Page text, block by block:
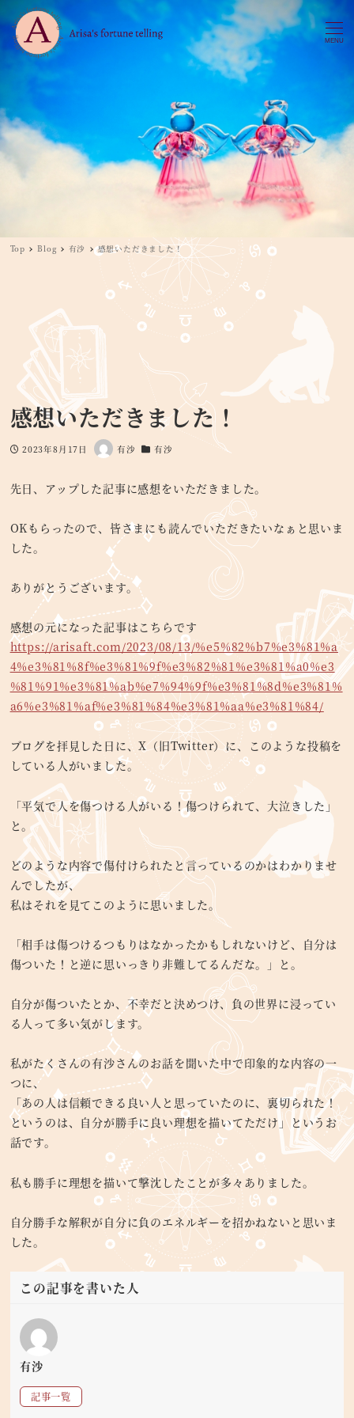
MENU
Top Blog 有沙 感想いただきました！
感想いただきました！
投稿日
2023年8月17日
著
有沙
カテゴリー
有沙
先日、アップした記事に感想をいただきました。
OKもらったので、皆さまにも読んでいただきたいなぁと思いま
した。
ありがとうございます。
感想の元になった記事はこちらです
https://arisaft.com/2023/08/13/%e5%82%b7%e3%81%a
4%e3%81%8f%e3%81%9f%e3%82%81%e3%81%a0%e3
%81%91%e3%81%ab%e7%94%9f%e3%81%8d%e3%81%
a6%e3%81%af%e3%81%84%e3%81%aa%e3%81%84/
ブログを拝見した日に、X（旧Twitter）に、このような投稿を
している人がいました。
「平気で人を傷つける人がいる！傷つけられて、大泣きした」
と。
どのような内容で傷付けられたと言っているのかはわかりませ
んでしたが、
私はそれを見てこのように思いました。
「相手は傷つけるつもりはなかったかもしれないけど、自分は
傷ついた！と逆に思いっきり非難してるんだな。」と。
自分が傷ついたとか、不幸だと決めつけ、負の世界に浸ってい
る人って多い気がします。
私がたくさんの有沙さんのお話を聞いた中で印象的な内容の一
つに、
「あの人は信頼できる良い人と思っていたのに、裏切られた！
というのは、自分が勝手に良い理想を描いてただけ」というお
話です。
私も勝手に理想を描いて撃沈したことが多々ありました。
自分勝手な解釈が自分に負のエネルギーを招かねないと思いま
した。
この記事を書いた人
有沙
記事一覧